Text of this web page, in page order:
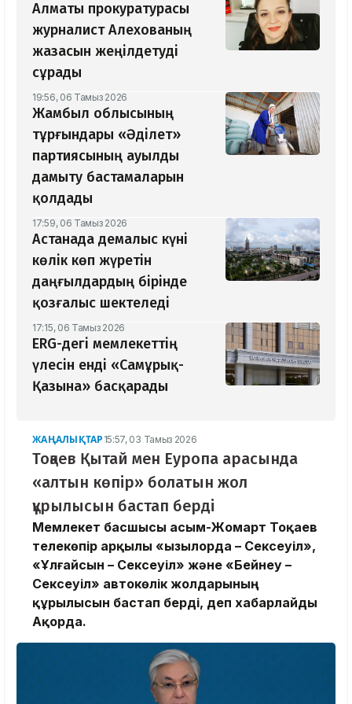
Алматы прокуратурасы
журналист Алехованың
жазасын жеңілдетуді
сұрады
19:56, 06 Тамыз 2026
Жамбыл облысының
тұрғындары «Әділет»
партиясының ауылды
дамыту бастамаларын
қолдады
17:59, 06 Тамыз 2026
Астанада демалыс күні
көлік көп жүретін
даңғылдардың бірінде
қозғалыс шектеледі
17:15, 06 Тамыз 2026
ERG-дегі мемлекеттің
үлесін енді «Самұрық-
Қазына» басқарады
ЖАҢАЛЫҚТАР 15:57, 03 Тамыз 2026
Тоқаев Қытай мен Еуропа арасында
«алтын көпір» болатын жол
құрылысын бастап берді
Мемлекет басшысы Қасым-Жомарт Тоқаев
телекөпір арқылы «Қызылорда – Сексеуіл»,
«Ұлғайсын – Сексеуіл» және «Бейнеу –
Сексеуіл» автокөлік жолдарының
құрылысын бастап берді, деп хабарлайды
Ақорда.